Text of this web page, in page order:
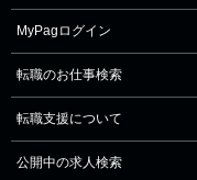
MyPagログイン
転職のお仕事検索
転職支援について
公開中の求人検索